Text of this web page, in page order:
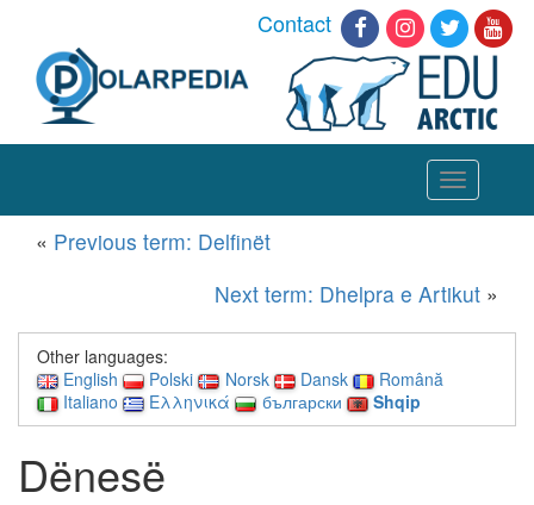
Contact
Toggle
navigation
« Previous term: Delfinët
Next term: Dhelpra e Artikut »
Other languages:
English
Polski Norsk Dansk
Română
Italiano
Ελληνικά български Shqip
Dënesë